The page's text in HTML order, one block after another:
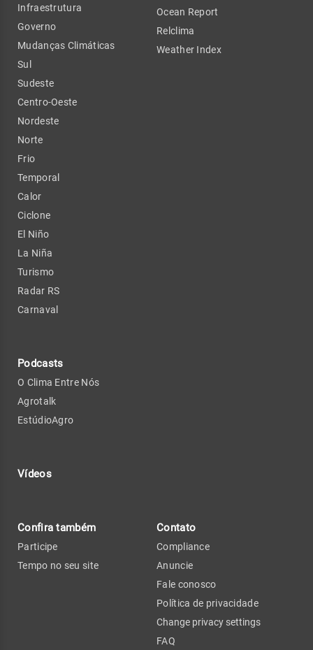
Infraestrutura
Governo
Mudanças Climáticas
Sul
Sudeste
Centro-Oeste
Nordeste
Norte
Frio
Temporal
Calor
Ciclone
El Niño
La Niña
Turismo
Radar RS
Carnaval
Podcasts
O Clima Entre Nós
Agrotalk
EstúdioAgro
Vídeos
Ocean Report
Relclima
Weather Index
Confira também
Participe
Tempo no seu site
Contato
Compliance
Anuncie
Fale conosco
Política de privacidade
Change privacy settings
FAQ